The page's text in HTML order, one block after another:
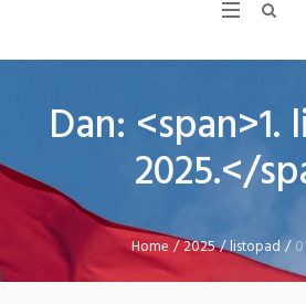
Dan: <span>1.
2025.</
Home /2025/listopad/